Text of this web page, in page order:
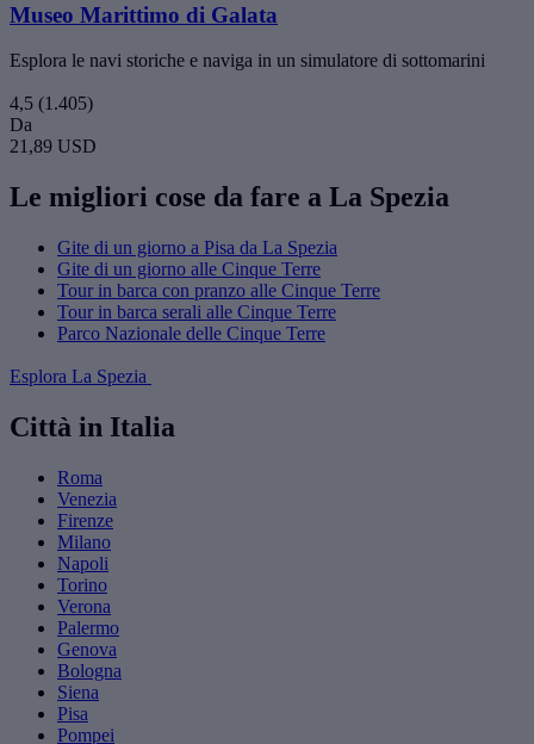
Museo Marittimo di Galata
Esplora le navi storiche e naviga in un simulatore di sottomarini
4,5 (1.405)
Da
21,89 USD
Le migliori cose da fare a La Spezia
Gite di un giorno a Pisa da La Spezia
Gite di un giorno alle Cinque Terre
Tour in barca con pranzo alle Cinque Terre
Tour in barca serali alle Cinque Terre
Parco Nazionale delle Cinque Terre
Esplora La Spezia
Città in Italia
Roma
Venezia
Firenze
Milano
Napoli
Torino
Verona
Palermo
Genova
Bologna
Siena
Pisa
Pompei